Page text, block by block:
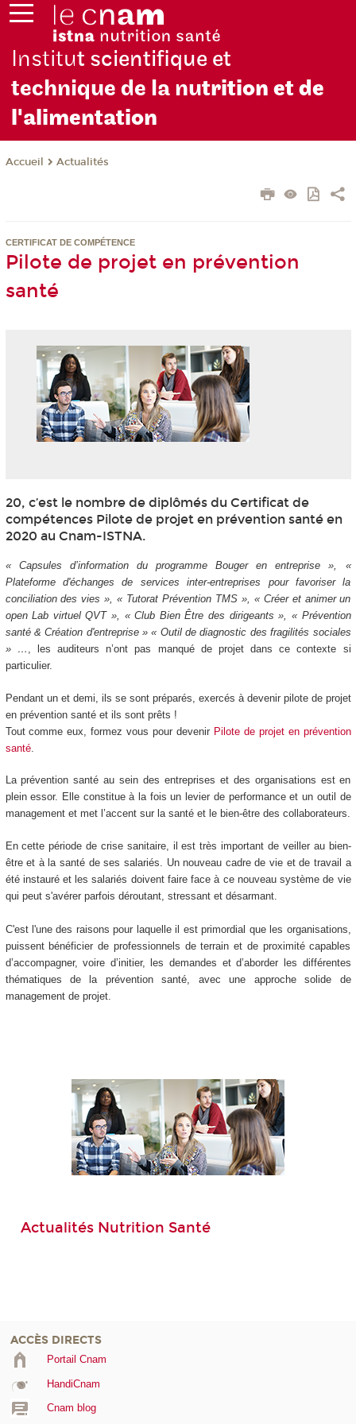
Institut scientifique et
technique de la nutrition et de
l'alimentation
Accueil Actualités
CERTIFICAT DE COMPÉTENCE
Pilote de projet en prévention
santé
20, c’est le nombre de diplômés du Certificat de
compétences Pilote de projet en prévention santé en
2020 au Cnam-ISTNA.
« Capsules d’information du programme Bouger en entreprise », «
Plateforme d'échanges de services inter-entreprises pour favoriser la
conciliation des vies », « Tutorat Prévention TMS », « Créer et animer un
open Lab virtuel QVT », « Club Bien Être des dirigeants », « Prévention
santé & Création d'entreprise » « Outil de diagnostic des fragilités sociales
» … , les auditeurs n’ont pas manqué de projet dans ce contexte si
particulier.
Pendant un et demi, ils se sont préparés, exercés à devenir pilote de projet
en prévention santé et ils sont prêts !
Tout comme eux, formez vous pour devenir Pilote de projet en prévention
santé.
La prévention santé au sein des entreprises et des organisations est en
plein essor. Elle constitue à la fois un levier de performance et un outil de
management et met l’accent sur la santé et le bien-être des collaborateurs.
En cette période de crise sanitaire, il est très important de veiller au bien-
être et à la santé de ses salariés. Un nouveau cadre de vie et de travail a
été instauré et les salariés doivent faire face à ce nouveau système de vie
qui peut s'avérer parfois déroutant, stressant et désarmant.
C'est l'une des raisons pour laquelle il est primordial que les organisations,
puissent bénéficier de professionnels de terrain et de proximité capables
d’accompagner, voire d’initier, les demandes et d’aborder les différentes
thématiques de la prévention santé, avec une approche solide de
management de projet.
Actualités Nutrition Santé
ACCÈS DIRECTS
Portail Cnam
HandiCnam
Cnam blog